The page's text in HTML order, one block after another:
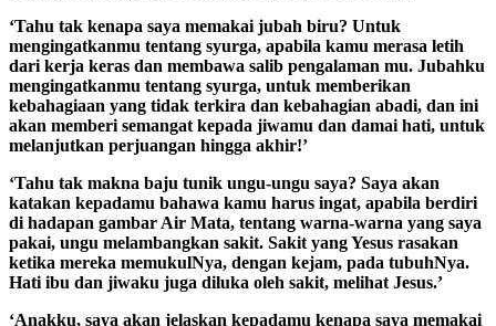
‘Tahu tak kenapa saya memakai jubah biru? Untuk
mengingatkanmu tentang syurga, apabila kamu merasa letih
dari kerja keras dan membawa salib pengalaman mu. Jubahku
mengingatkanmu tentang syurga, untuk memberikan
kebahagiaan yang tidak terkira dan kebahagian abadi, dan ini
akan memberi semangat kepada jiwamu dan damai hati, untuk
melanjutkan perjuangan hingga akhir!’
‘Tahu tak makna baju tunik ungu-ungu saya? Saya akan
katakan kepadamu bahawa kamu harus ingat, apabila berdiri
di hadapan gambar Air Mata, tentang warna-warna yang saya
pakai, ungu melambangkan sakit. Sakit yang Yesus rasakan
ketika mereka memukulNya, dengan kejam, pada tubuhNya.
Hati ibu dan jiwaku juga diluka oleh sakit, melihat Jesus.’
‘Anakku, saya akan jelaskan kepadamu kenapa saya memakai